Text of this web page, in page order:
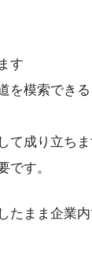
す
を模索でき
て成り立ちま
です。
たまま企業